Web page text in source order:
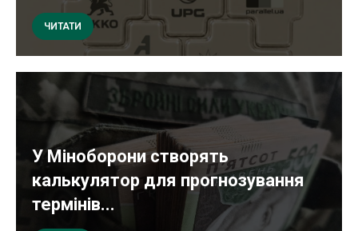
ЧИТАТИ
У Міноборони створять
калькулятор для прогнозування
термінів...